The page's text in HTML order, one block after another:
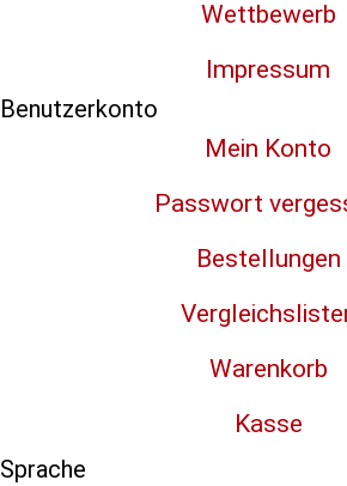
Wettbewerb
Impressum
Benutzerkonto
Mein Konto
Passwort
Bestellungen
Warenkorb
Kasse
Sprache